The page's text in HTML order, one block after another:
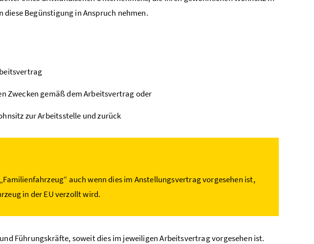
Begünstigung in Anspruch nehmen.
Zwecken gemäß dem Arbeitsvertrag oder
zur Arbeitsstelle und zurück
auch wenn dies im Anstellungsvertrag vorgesehen ist,
in der EU verzollt wird.
Führungskräfte, soweit dies im jeweiligen Arbeitsvertrag vorgesehen ist.